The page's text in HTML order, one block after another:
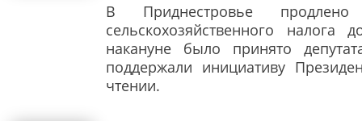
В Приднестровье продлено
сельскохозяйственного
накануне было принято
поддержали инициативу
чтении.